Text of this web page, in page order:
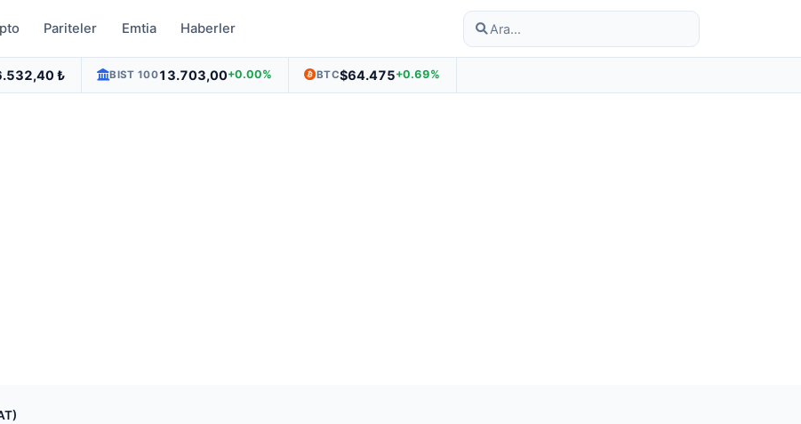
Pariteler Emtia Haberler
₺ BIST 10013.703,00+0.00% BTC$64.475+0.69%